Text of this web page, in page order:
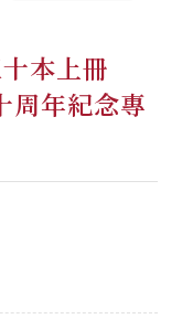
本上冊
周年紀念專